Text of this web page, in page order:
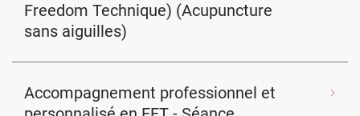
Freedom Technique) (Acupuncture
sans aiguilles)
Accompagnement professionnel et